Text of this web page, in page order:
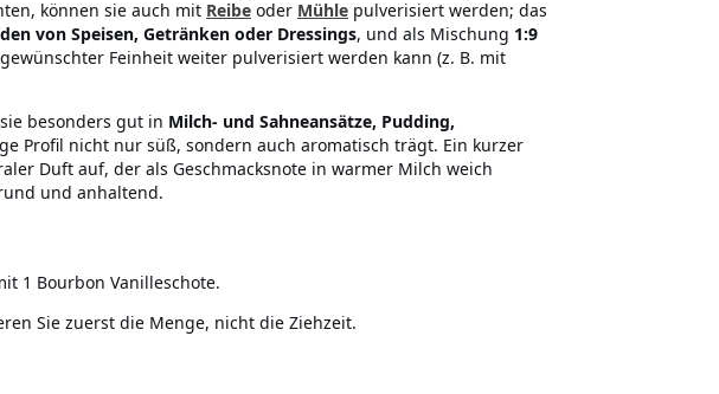
können sie auch mit Reibe oder Mühle pulverisiert werden; das
von Speisen, Getränken oder Dressings, und als Mischung 1:9
Feinheit weiter pulverisiert werden kann (z. B. mit
besonders gut in Milch- und Sahneansätze, Pudding,
Profil nicht nur süß, sondern auch aromatisch trägt. Ein kurzer
Duft auf, der als Geschmacksnote in warmer Milch weich
und anhaltend.
1 Bourbon Vanilleschote.
Sie zuerst die Menge, nicht die Ziehzeit.